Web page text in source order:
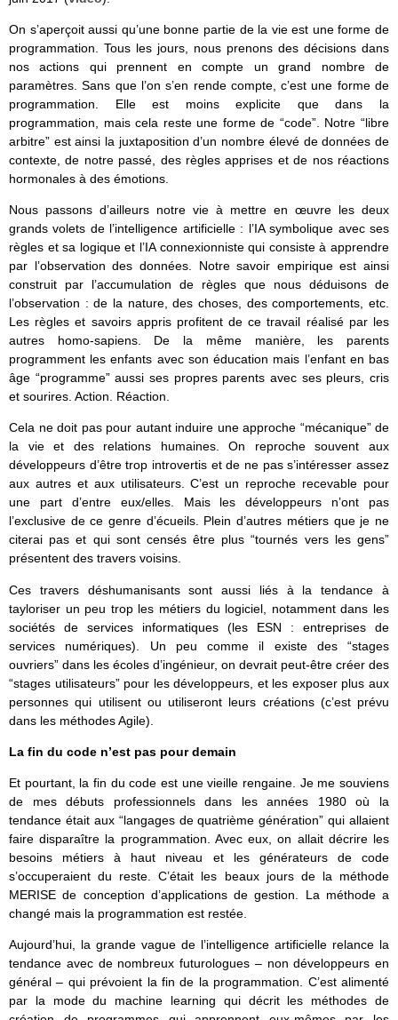
On s’aperçoit aussi qu’une bonne partie de la vie est une forme de
programmation. Tous les jours, nous prenons des décisions dans
nos actions qui prennent en compte un grand nombre de
paramètres. Sans que l’on s’en rende compte, c’est une forme de
programmation. Elle est moins explicite que dans la
programmation, mais cela reste une forme de “code”. Notre “libre
arbitre” est ainsi la juxtaposition d’un nombre élevé de données de
contexte, de notre passé, des règles apprises et de nos réactions
hormonales à des émotions.
Nous passons d’ailleurs notre vie à mettre en œuvre les deux
grands volets de l’intelligence artificielle : l’IA symbolique avec ses
règles et sa logique et l’IA connexionniste qui consiste à apprendre
par l’observation des données. Notre savoir empirique est ainsi
construit par l’accumulation de règles que nous déduisons de
l’observation : de la nature, des choses, des comportements, etc.
Les règles et savoirs appris profitent de ce travail réalisé par les
autres homo-sapiens. De la même manière, les parents
programment les enfants avec son éducation mais l’enfant en bas
âge “programme” aussi ses propres parents avec ses pleurs, cris
et sourires. Action. Réaction.
Cela ne doit pas pour autant induire une approche “mécanique” de
la vie et des relations humaines. On reproche souvent aux
développeurs d’être trop introvertis et de ne pas s’intéresser assez
aux autres et aux utilisateurs. C’est un reproche recevable pour
une part d’entre eux/elles. Mais les développeurs n’ont pas
l’exclusive de ce genre d’écueils. Plein d’autres métiers que je ne
citerai pas et qui sont censés être plus “tournés vers les gens”
présentent des travers voisins.
Ces travers déshumanisants sont aussi liés à la tendance à
tayloriser un peu trop les métiers du logiciel, notamment dans les
sociétés de services informatiques (les ESN : entreprises de
services numériques). Un peu comme il existe des “stages
ouvriers” dans les écoles d’ingénieur, on devrait peut-être créer des
“stages utilisateurs” pour les développeurs, et les exposer plus aux
personnes qui utilisent ou utiliseront leurs créations (c’est prévu
dans les méthodes Agile).
La fin du code n’est pas pour demain
Et pourtant, la fin du code est une vieille rengaine. Je me souviens
de mes débuts professionnels dans les années 1980 où la
tendance était aux “langages de quatrième génération” qui allaient
faire disparaître la programmation. Avec eux, on allait décrire les
besoins métiers à haut niveau et les générateurs de code
s’occuperaient du reste. C’était les beaux jours de la méthode
MERISE de conception d’applications de gestion. La méthode a
changé mais la programmation est restée.
Aujourd’hui, la grande vague de l’intelligence artificielle relance la
tendance avec de nombreux futurologues – non développeurs en
général – qui prévoient la fin de la programmation. C’est alimenté
par la mode du machine learning qui décrit les méthodes de